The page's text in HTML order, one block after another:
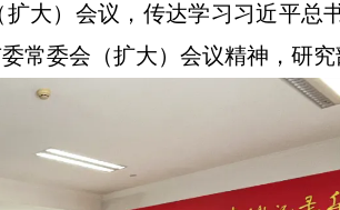
）会议，传达学习习近平总
常委会（扩大）会议精神，研究